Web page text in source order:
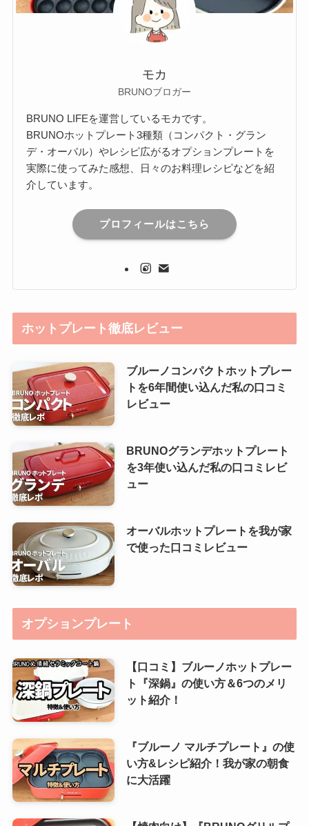
モカ
BRUNOブロガー
BRUNO LIFEを運営しているモカです。
BRUNOホットプレート3種類（コンパクト・グラン
デ・オーバル）やレシピ広がるオプションプレートを
実際に使ってみた感想、日々のお料理レシピなどを紹
介しています。
プロフィールはこちら
ホットプレート徹底レビュー
ブルーノコンパクトホットプレー
トを6年間使い込んだ私の口コミ
レビュー
BRUNOグランデホットプレート
を3年使い込んだ私の口コミレビ
ュー
オーバルホットプレートを我が家
で使った口コミレビュー
オプションプレート
【口コミ】ブルーノホットプレー
ト『深鍋』の使い方＆6つのメリ
ット紹介！
『ブルーノ マルチプレート』の使
い方&レシピ紹介！我が家の朝食
に大活躍